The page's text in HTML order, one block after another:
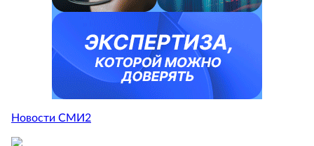
Новости СМИ2